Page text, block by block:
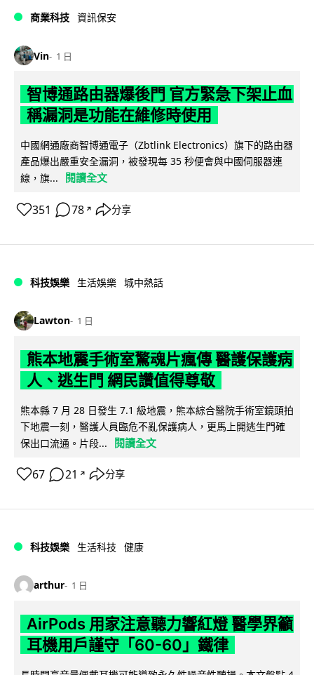
商業科技 資訊保安
Vin 1 日
智博通路由器爆後門 官方緊急下架止血
稱漏洞是功能在維修時使用
中國網通廠商智博通電子（Zbtlink Electronics）旗下的路由器
產品爆出嚴重安全漏洞，被發現每 35 秒便會與中國伺服器連
線，旗...
閱讀全文
351 78 ↗ 分享
科技娛樂 生活娛樂 城中熱話
Lawton 1 日
熊本地震手術室驚魂片瘋傳 醫護保護病
人、逃生門 網民讚值得尊敬
熊本縣 7 月 28 日發生 7.1 級地震，熊本綜合醫院手術室鏡頭拍
下地震一刻，醫護人員臨危不亂保護病人，更馬上開逃生門確
保出口流通。片段...
閱讀全文
67 21 ↗ 分享
科技娛樂 生活科技 健康
arthur 1 日
AirPods 用家注意聽力響紅燈 醫學界籲
耳機用戶謹守「60-60」鐵律